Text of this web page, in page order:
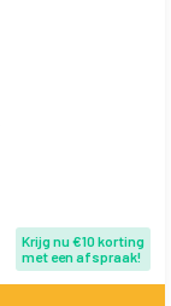
Krijg nu €10 korting
met een afspraak!